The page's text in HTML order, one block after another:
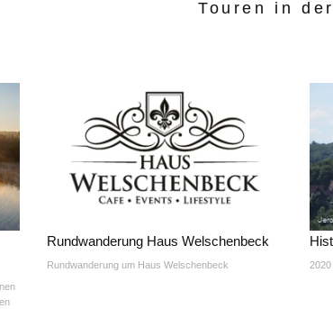
Touren in
Rundwanderung Haus Welschenbeck
Rundwanderung um Haus Welschenbeck